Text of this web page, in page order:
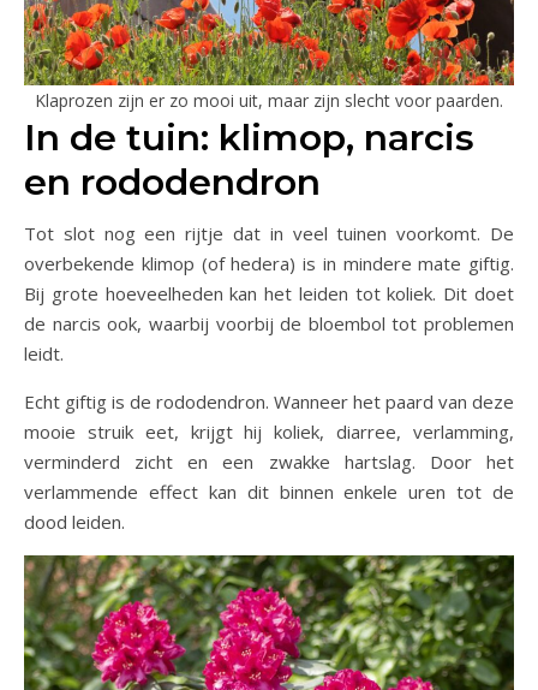
Klaprozen zijn er zo mooi uit, maar zijn slecht voor paarden.
In de tuin: klimop, narcis
en rododendron
Tot slot nog een rijtje dat in veel tuinen voorkomt. De
overbekende klimop (of hedera) is in mindere mate giftig.
Bij grote hoeveelheden kan het leiden tot koliek. Dit doet
de narcis ook, waarbij voorbij de bloembol tot problemen
leidt.
Echt giftig is de rododendron. Wanneer het paard van deze
mooie struik eet, krijgt hij koliek, diarree, verlamming,
verminderd zicht en een zwakke hartslag. Door het
verlammende effect kan dit binnen enkele uren tot de
dood leiden.